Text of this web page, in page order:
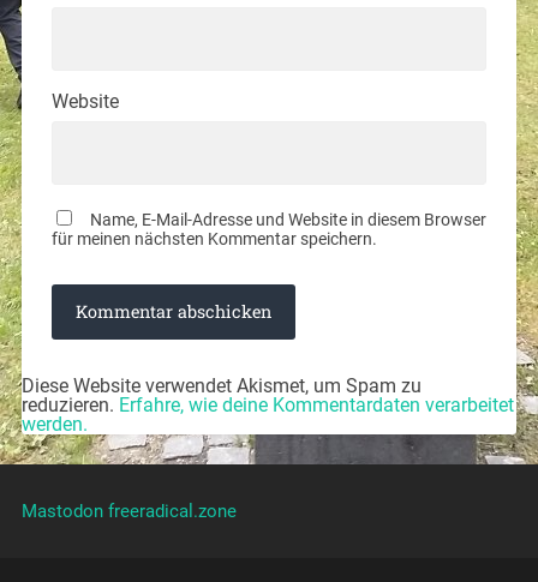
Website
Name, E-Mail-Adresse und Website in diesem Browser
für meinen nächsten Kommentar speichern.
Diese Website verwendet Akismet, um Spam zu
reduzieren. Erfahre, wie deine Kommentardaten verarbeitet
werden.
Mastodon freeradical.zone